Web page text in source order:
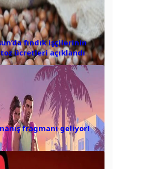
fındık işçilerinin
ücretleri açıklandı
fragmanı geliyor!